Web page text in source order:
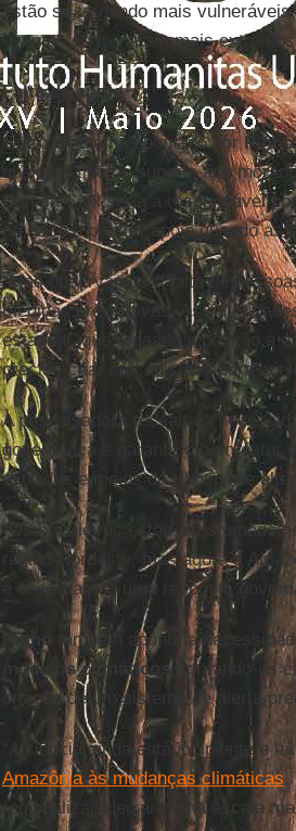
estão se tornando mais
eventos se tornaram mais
Falta de apoio
Outro problema apontado porPinho
qualquer tipo de suporte aos
Defesa Civil seria a responsável
de risco e prestar apoio quando as
“Mas observamos a falta de
medidas preventivas. As
estadual, que repassa a petição à
preciso criar mecanismos para
A pesquisadora ressalta a
governança e garantir o bem-estar
estradas e meios de transporte
“Os brasileiros estão
região Nordeste, mas agora a
e observamos uma resposta
Pinho
também aponta a
modelos climáticos, tornando-os
criação de um sistema de alerta
“A ciência ainda está incipiente e
Amazônia às mudanças climáticas.
regionalizar, deixar numa escala